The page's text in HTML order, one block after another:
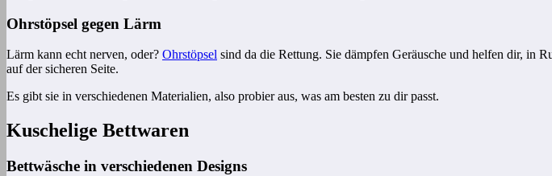
Ohrstöpsel gegen Lärm
Lärm kann echt nerven, oder? Ohrstöpsel sind da die Rettung. Sie dämpfen Geräusche und helfen dir, in
auf der sicheren Seite.
Es gibt sie in verschiedenen Materialien, also probier aus, was am besten zu dir passt.
Kuschelige Bettwaren
Bettwäsche in verschiedenen Designs